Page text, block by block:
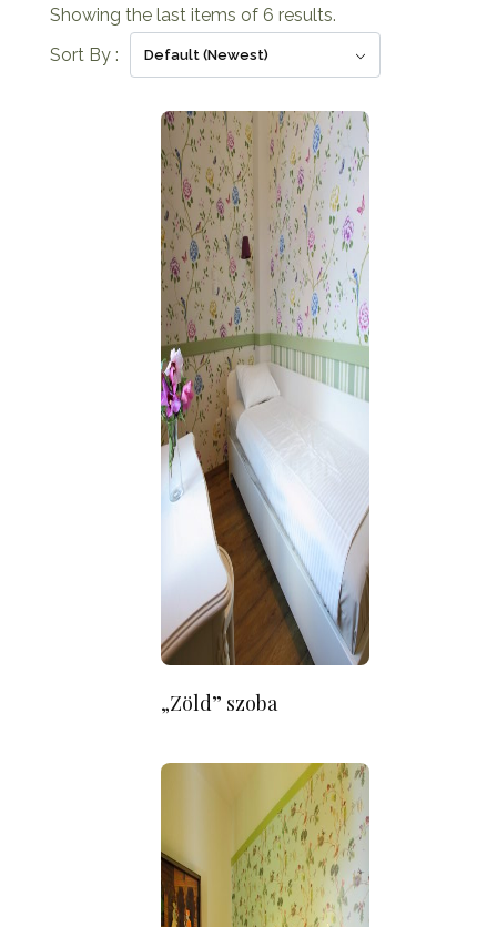
Showing the last items of 6 results.
Sort By :
Default (Newest)
„Zöld” szoba